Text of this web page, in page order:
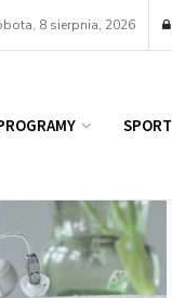
8 sierpnia, 2026
SPORT